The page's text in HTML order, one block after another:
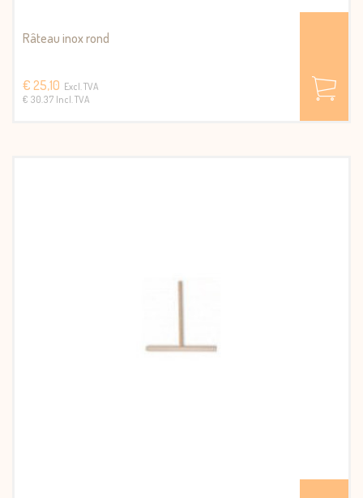
Râteau inox rond
€ 25,10 Excl. TVA
€ 30.37 Incl. TVA